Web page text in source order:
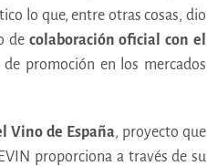
lo que, entre otras cosas, dio
de colaboración oficial con el
promoción en los mercados
Vino de España, proyecto que
proporciona a través de su